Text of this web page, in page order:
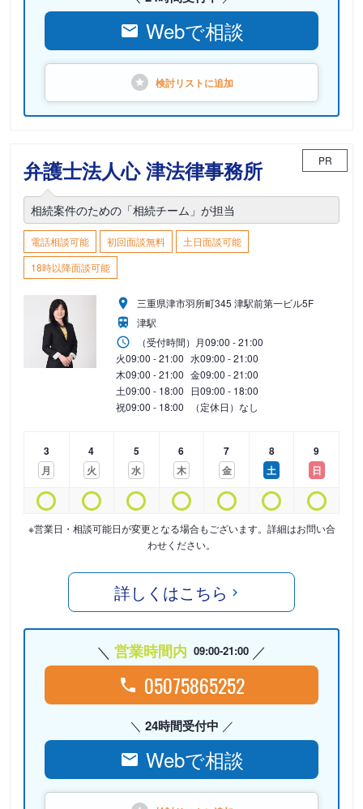
Webで相談
検討リストに追加
弁護士法人心 津法律事務所 PR
相続案件のための「相続チーム」が担当
電話相談可能 初回面談無料
土日面談可能
18時以降面談可能
三重県津市羽所町345 津駅前第一ビル5F
津駅
（受付時間） 月09:00 - 21:00
火09:00 - 21:00 水09:00 - 21:00
木09:00 - 21:00 金09:00 - 21:00
土09:00 - 18:00 日09:00 - 18:00
祝09:00 - 18:00 （定休日）なし
3
月
4
火
5
水
6
木
7
金
8
土
9
日
※営業日・相談可能日が変更となる場合もございます。詳細はお問い合
わせください。
詳しくはこちら
営業時間内 09:00-21:00
05075865252
24時間受付中
Webで相談